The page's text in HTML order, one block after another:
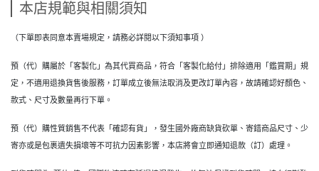
本店規範與相關須知
（下單即表同意本賣場規定，請務必詳閱以下須知事項 ）
預（代）購屬於「客製化」為其代買商品，符合「客製化給付」排除適用「鑑賞期」規
定，不適用退換貨售後服務，訂單成立後無法取消及更改訂單內容，故請確認好顏色、
款式、尺寸及數量再行下單。
預（代）購性質銷售不代表「確認有貨」，發生國外廠商缺貨砍單、寄錯商品尺寸、少
寄亦或是包裹遺失損壞等不可抗力因素影響，本店將會立即通知退款（訂）處理。